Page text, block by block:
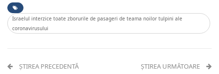
Israelul interzice toate zborurile de pasageri de teama noilor tulpini ale
coronavirusului
ȘTIREA PRECEDENTĂ ȘTIREA URMĂTOARE